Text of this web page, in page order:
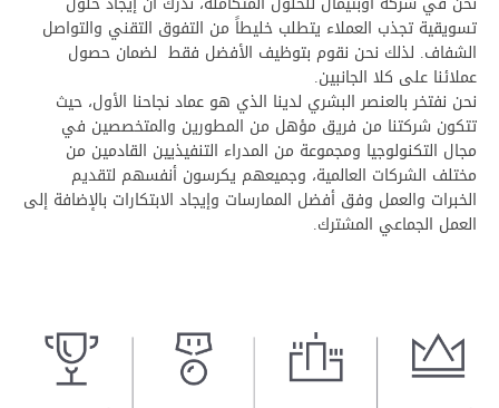
تسويقية تجذب العملاء يتطلب خليطاً من التفوق التقني والتواصل
الشفاف. لذلك نحن نقوم بتوظيف الأفضل فقط لضمان حصول
عملائنا على كلا الجانبين.
نحن نفتخر بالعنصر البشري لدينا الذي هو عماد نجاحنا الأول، حيث
تتكون شركتنا من فريق مؤهل من المطورين والمتخصصين في
مجال التكنولوجيا ومجموعة من المدراء التنفيذيين القادمين من
مختلف الشركات العالمية، وجميعهم يكرسون أنفسهم لتقديم
الخبرات والعمل وفق أفضل الممارسات وإيجاد الابتكارات بالإضافة إلى
العمل الجماعي المشترك.